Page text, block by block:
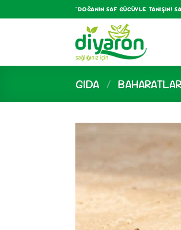
atla
"DOĞANIN SAF GÜCÜYLE TANIŞIN!
GIDA /